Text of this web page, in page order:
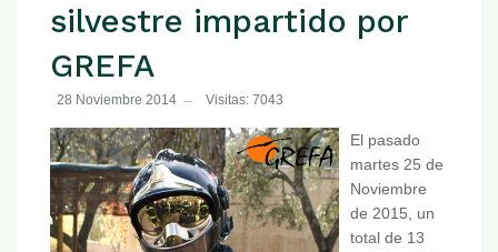
silvestre impartido por
GREFA
28 Noviembre 2014 Visitas: 7043
El pasado
martes 25 de
Noviembre
de 2015, un
total de 13